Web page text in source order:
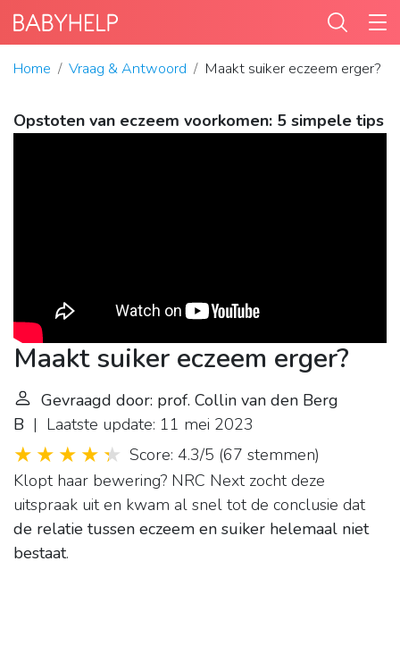
Home Vraag & Antwoord Maakt suiker eczeem erger?
Opstoten van eczeem voorkomen: 5 simpele tips
Maakt suiker eczeem erger?
Gevraagd door: prof. Collin van den Berg
B | Laatste update: 11 mei 2023
Score: 4.3/5 (67 stemmen)
Klopt haar bewering? NRC Next zocht deze
uitspraak uit en kwam al snel tot de conclusie dat
de relatie tussen eczeem en suiker helemaal niet
bestaat.